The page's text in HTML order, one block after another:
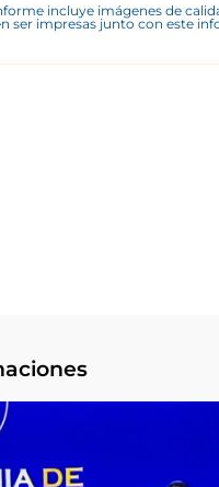
incluye imágenes de
ser impresas junto con este